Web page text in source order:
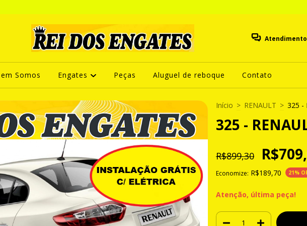
Atendimento
Somos Engates Peças Aluguel de reboque Contato
Início > RENAULT > 325 -
325 -
R$899,30
Economize: R$189,70 21%
Atenção, última peça!